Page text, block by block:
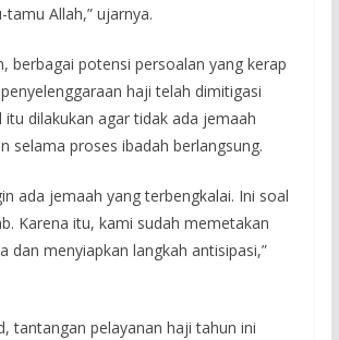
Allah,” ujarnya.
berbagai potensi persoalan yang kerap
haji telah dimitigasi
itu dilakukan agar tidak ada jemaah
selama proses ibadah berlangsung.
ada jemaah yang terbengkalai. Ini soal
Karena itu, kami sudah memetakan
dan menyiapkan langkah antisipasi,”
tantangan pelayanan haji tahun ini